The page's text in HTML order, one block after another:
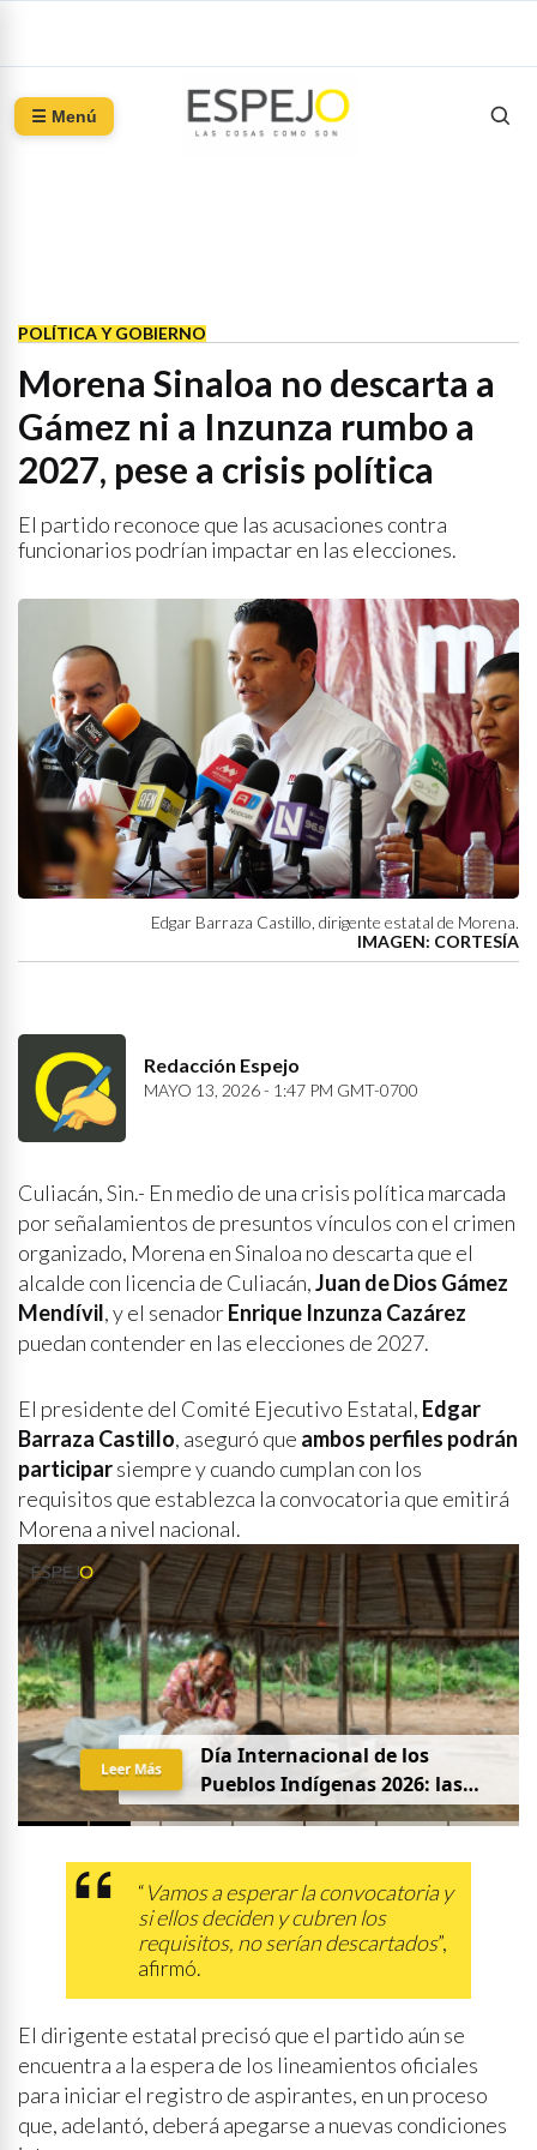
☰ Menú
POLÍTICA Y GOBIERNO
Morena Sinaloa no descarta a
Gámez ni a Inzunza rumbo a
2027, pese a crisis política
El partido reconoce que las acusaciones contra
funcionarios podrían impactar en las elecciones.
Edgar Barraza Castillo, dirigente estatal de Morena.
IMAGEN: CORTESÍA
Redacción Espejo
MAYO 13, 2026 - 1:47 PM GMT-0700
Culiacán, Sin.- En medio de una crisis política marcada
por señalamientos de presuntos vínculos con el crimen
organizado, Morena en Sinaloa no descarta que el
alcalde con licencia de Culiacán,Juan de Dios Gámez
Mendívil, y el senadorEnrique Inzunza Cazárez
puedan contender en las elecciones de 2027.
El presidente del Comité Ejecutivo Estatal, Edgar
Barraza Castillo, aseguró que ambos perfiles podrán
participarsiempre y cuando cumplan con los
requisitos que establezca la convocatoria que emitirá
Morena a nivel nacional.
Día Internacional de los
Pueblos Indígenas 2026: las
mujeres que protegen la
Leer Más
“Vamos a esperar la convocatoria y
si ellos deciden y cubren los
requisitos, no serían descartados”,
afirmó.
El dirigente estatal precisó que el partido aún se
encuentra a la espera de los lineamientos oficiales
para iniciar el registro de aspirantes, en un proceso
que, adelantó, deberá apegarse a nuevas condiciones